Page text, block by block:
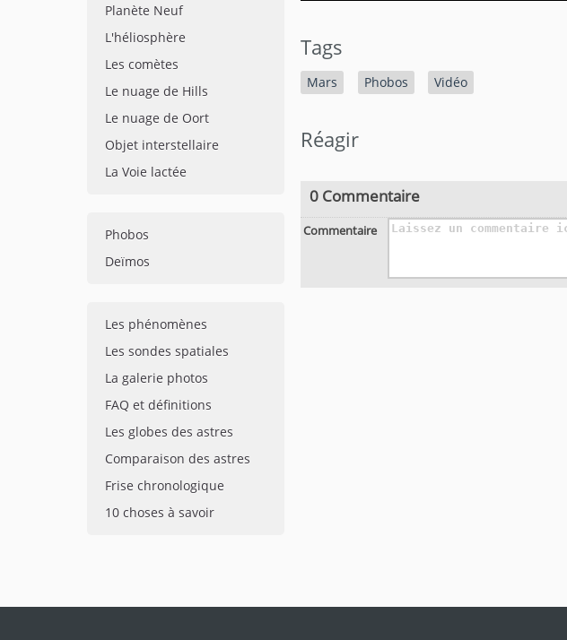
Planète Neuf
L'héliosphère
Les comètes
Le nuage de Hills
Le nuage de Oort
Objet interstellaire
La Voie lactée
Phobos
Deïmos
Les phénomènes
Les sondes spatiales
La galerie photos
FAQ et définitions
Les globes des astres
Comparaison des astres
Frise chronologique
10 choses à savoir
Tags
Mars Phobos Vidéo
Réagir
0 Commentaire
Commentaire